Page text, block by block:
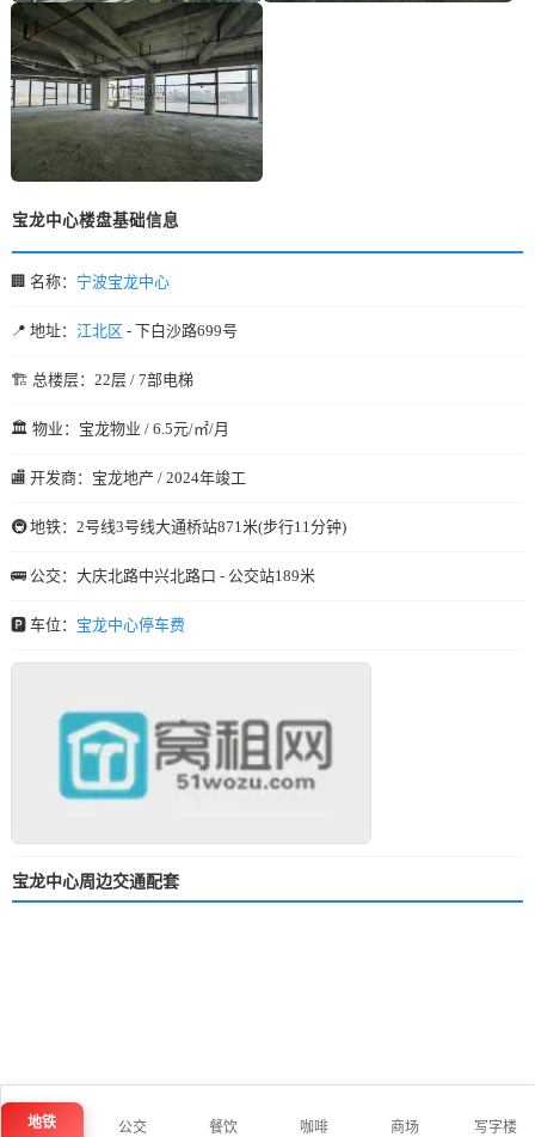
宝龙中心楼盘基础信息
🏢 名称： 宁波宝龙中心
📍 地址： 江北区 - 下白沙路699号
🏗️ 总楼层：22层 / 7部电梯
🏛️ 物业：宝龙物业 / 6.5元/㎡/月
🏬 开发商：宝龙地产 / 2024年竣工
🚇 地铁：2号线3号线大通桥站871米(步行11分钟)
🚌 公交：大庆北路中兴北路口 - 公交站189米
🅿️ 车位： 宝龙中心停车费
宝龙中心周边交通配套
地铁 公交 餐饮 咖啡 商场 写字楼